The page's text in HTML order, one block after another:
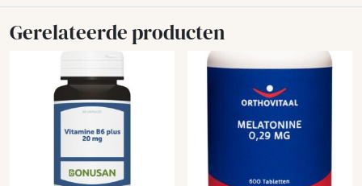
Gerelateerde producten